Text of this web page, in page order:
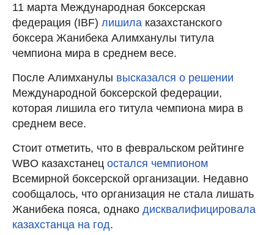
11 марта Международная боксерская
федерация (IBF) лишила казахстанского
боксера Жанибека Алимханулы титула
чемпиона мира в среднем весе.
После Алимханулы высказался о решении
Международной боксерской федерации,
которая лишила его титула чемпиона мира в
среднем весе.
Стоит отметить, что в февральском рейтинге
WBO казахстанец остался чемпионом
Всемирной боксерской организации. Недавно
сообщалось, что организация не стала лишать
Жанибека пояса, однако дисквалифицировала
казахстанца на год.